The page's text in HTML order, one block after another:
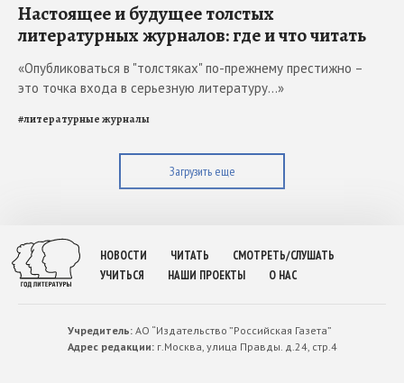
Настоящее и будущее толстых
литературных журналов: где и что читать
«Опубликоваться в "толстяках" по-прежнему престижно –
это точка входа в серьезную литературу...»
#литературные журналы
Загрузить еще
НОВОСТИ ЧИТАТЬ
СМОТРЕТЬ/СЛУШАТЬ
УЧИТЬСЯ
НАШИ ПРОЕКТЫ О НАС
Учредитель:АО “Издательство ”Российская Газета”
Адрес редакции:г.Москва, улица Правды. д.24, стр.4